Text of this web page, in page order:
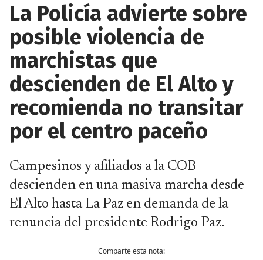
La Policía advierte sobre
posible violencia de
marchistas que
descienden de El Alto y
recomienda no transitar
por el centro paceño
Campesinos y afiliados a la COB
descienden en una masiva marcha desde
El Alto hasta La Paz en demanda de la
renuncia del presidente Rodrigo Paz.
Comparte esta nota: